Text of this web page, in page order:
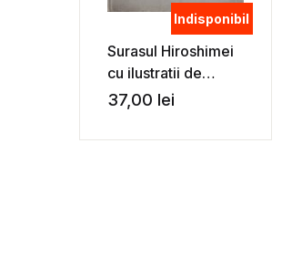
Indisponibil
Surasul Hiroshimei
cu ilustratii de
Florica Cordescu –
37,00 lei